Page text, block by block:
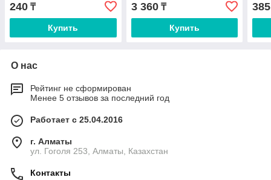
240 ₸
Купить
3 360₸
Купить
385
О нас
Рейтинг не сформирован
Менее 5 отзывов за последний год
Работает с 25.04.2016
г. Алматы
ул. Гоголя 253, Алматы, Казахстан
Контакты